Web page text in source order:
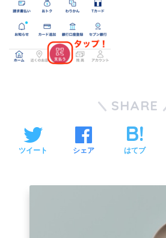
SHARE
ツイート シェア はてブ